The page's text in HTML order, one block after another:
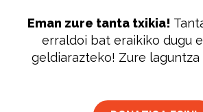
Eman zure tanta txikia!
erraldoi bat eraikiko dugu
geldiarazteko! Zure laguntza